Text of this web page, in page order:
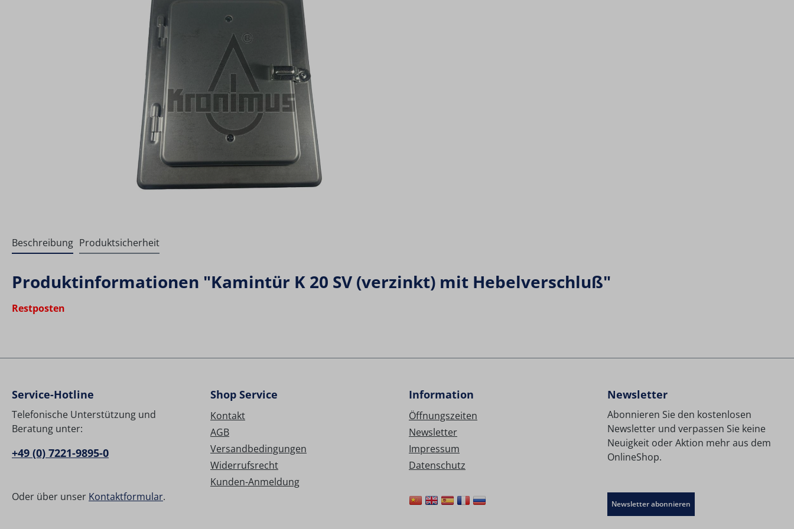
Beschreibung Produktsicherheit
Produktinformationen "Kamintür K 20 SV (verzinkt) mit Hebelverschluß"
Restposten
Service-Hotline
Telefonische Unterstützung und
Beratung unter:
+49 (0) 7221-9895-0
Oder über unser Kontaktformular.
Shop Service
Kontakt
AGB
Versandbedingungen
Widerrufsrecht
Kunden-Anmeldung
Information
Öffnungszeiten
Newsletter
Impressum
Datenschutz
Newsletter
Abonnieren Sie den kostenlosen
Newsletter und verpassen Sie keine
Neuigkeit oder Aktion mehr aus dem
OnlineShop.
Newsletter abonnieren